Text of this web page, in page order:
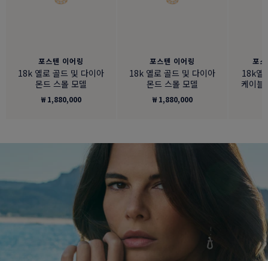
포스텐 이어링
18k 옐로 골드 및 다이아
몬드 스몰 모델
₩ 1,880,000
포스텐 이어링
18k 옐로 골드 및 다이아
몬드 스몰 모델
₩ 1,880,000
포
18k옐
케이블